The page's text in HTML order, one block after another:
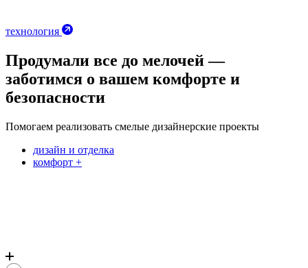
технология
Продумали все до мелочей —
заботимся о вашем комфорте и
безопасности
Помогаем реализовать смелые дизайнерские проекты
дизайн и отделка
комфорт +